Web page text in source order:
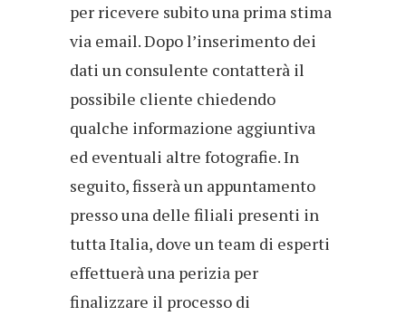
per ricevere subito una prima stima
via email. Dopo l’inserimento dei
dati un consulente contatterà il
possibile cliente chiedendo
qualche informazione aggiuntiva
ed eventuali altre fotografie. In
seguito, fisserà un appuntamento
presso una delle filiali presenti in
tutta Italia, dove un team di esperti
effettuerà una perizia per
finalizzare il processo di